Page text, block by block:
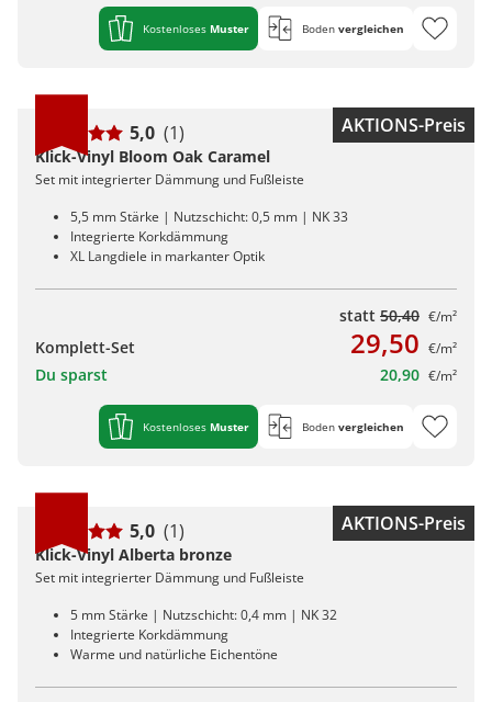
Kostenloses Muster Boden vergleichen
AKTIONS-Preis
5,0 (1)
Klick-Vinyl Bloom Oak Caramel
Set mit integrierter Dämmung und Fußleiste
5,5 mm Stärke | Nutzschicht: 0,5 mm | NK 33
Integrierte Korkdämmung
XL Langdiele in markanter Optik
statt 50,40 €/m²
Komplett-Set 29,50 €/m²
Du sparst 20,90 €/m²
Kostenloses Muster Boden vergleichen
AKTIONS-Preis
5,0 (1)
Klick-Vinyl Alberta bronze
Set mit integrierter Dämmung und Fußleiste
5 mm Stärke | Nutzschicht: 0,4 mm | NK 32
Integrierte Korkdämmung
Warme und natürliche Eichentöne